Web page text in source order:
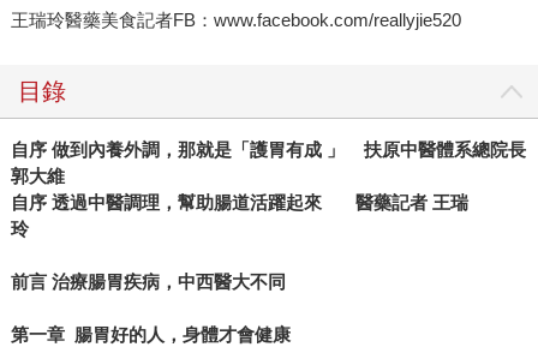
王瑞玲醫藥美食記者FB：www.facebook.com/reallyjie520
目錄
自序 做到內養外調，那就是「護胃有成 」 扶原中醫體系總院長
郭大維
自序 透過中醫調理，幫助腸道活躍起來 醫藥記者 王瑞
玲
前言 治療腸胃疾病，中西醫大不同
第一章 腸胃好的人，身體才會健康